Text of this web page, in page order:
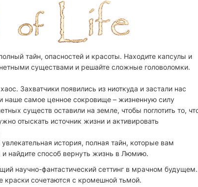
тайн, опасностей и красоты. Находите капсулы и
существами и решайте сложные головоломки.
Захватчики появились из ниоткуда и застали нас
наше самое ценное сокровище – жизненную силу
существ оставили на земле, чтобы поглотить то,
отыскать источник жизни и активировать
история, полная тайн, которые вам
найдите способ вернуть жизнь в Люмию.
научно-фантастический сеттинг в мрачном будущем.
сочетаются с кромешной тьмой.